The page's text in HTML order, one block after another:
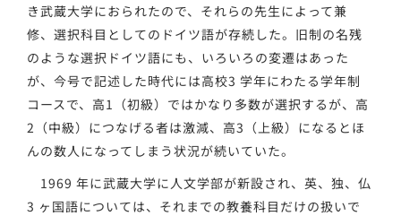
き武蔵大学におられたので、それらの先生によって兼
修、選択科目としてのドイツ語が存続した。旧制の名残
のような選択ドイツ語にも、いろいろの変遷はあった
が、今号で記述した時代には高校3 学年にわたる学年制
コースで、高1（初級）ではかなり多数が選択するが、高
2（中級）につなげる者は激減、高3（上級）になるとほ
んの数人になってしまう状況が続いていた。
1969 年に武蔵大学に人文学部が新設され、英、独、仏
3 ヶ国語については、それまでの教養科目だけの扱いで